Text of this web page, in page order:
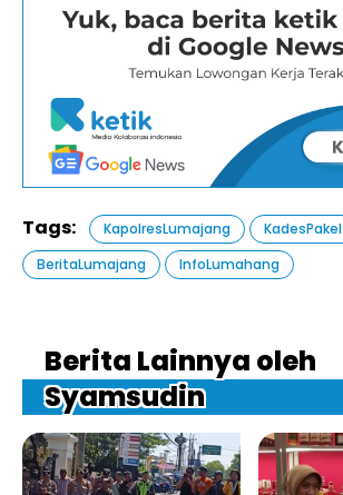
Tags: KapolresLumajang
KadesPakel
BeritaLumajang
InfoLumahang
Berita Lainnya oleh
Syamsudin